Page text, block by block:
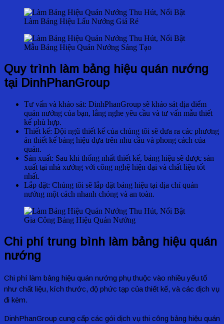
Làm Bảng Hiệu Lẩu Nướng Giá Rẻ
Mẫu Bảng Hiệu Quán Nướng Sáng Tạo
Quy trình làm bảng hiệu quán nướng
tại DinhPhanGroup
Tư vấn và khảo sát: DinhPhanGroup sẽ khảo sát địa điểm
quán nướng của bạn, lắng nghe yêu cầu và tư vấn mẫu thiết
kế phù hợp.
Thiết kế: Đội ngũ thiết kế của chúng tôi sẽ đưa ra các phương
án thiết kế bảng hiệu dựa trên nhu cầu và phong cách của
quán.
Sản xuất: Sau khi thống nhất thiết kế, bảng hiệu sẽ được sản
xuất tại nhà xưởng với công nghệ hiện đại và chất liệu tốt
nhất.
Lắp đặt: Chúng tôi sẽ lắp đặt bảng hiệu tại địa chỉ quán
nướng một cách nhanh chóng và an toàn.
Gia Công Bảng Hiệu Quán Nướng
Chi phí trung bình làm bảng hiệu quán
nướng
Chi phí làm bảng hiệu quán nướng phụ thuộc vào nhiều yếu tố
như chất liệu, kích thước, độ phức tạp của thiết kế, và các dịch vụ
đi kèm.
DinhPhanGroup cung cấp các gói dịch vụ thi công bảng hiệu quán